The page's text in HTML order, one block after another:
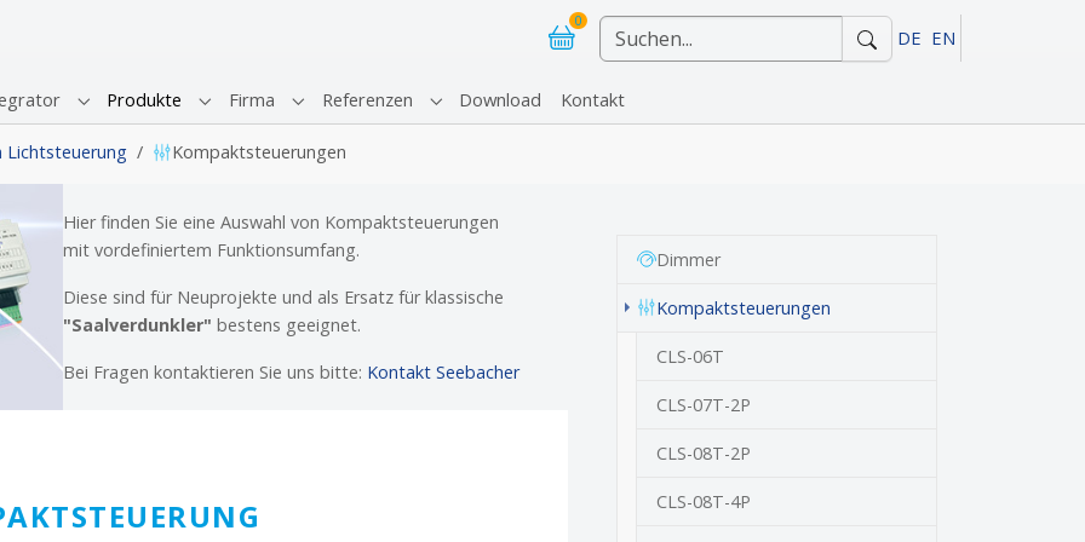
0
DE EN
Submenu for "Systemintegrator"
Produkte Submenu for "Produkte"
Firma Submenu for "Firma"
Referenzen Submenu for "Referenzen"
Download Kontakt
Lichtsteuerung Kompaktsteuerungen
Hier finden Sie eine Auswahl von Kompaktsteuerungen
mit vordefiniertem Funktionsumfang.
Diese sind für Neuprojekte und als Ersatz für klassische
"Saalverdunkler" bestens geeignet.
Bei Fragen kontaktieren Sie uns bitte: Kontakt Seebacher
Dimmer
Kompaktsteuerungen
CLS-06T
CLS-07T-2P
CLS-08T-2P
CLS-08T-4P